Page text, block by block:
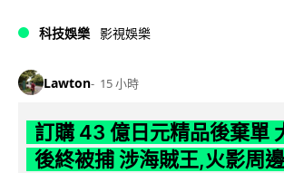
科技娛樂 影視娛樂
Lawton 15 小時
訂購 43 億日元精品後棄單
後終被捕 涉海賊王,火影周